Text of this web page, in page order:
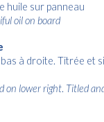
huile sur panneau
oil on board
à droite. Titrée et
on lowerright. Titled